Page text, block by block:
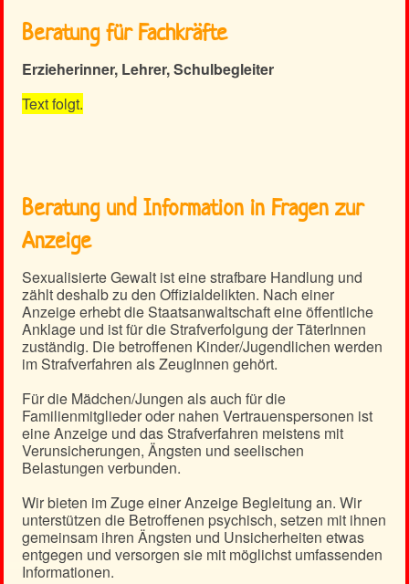
Beratung für Fachkräfte
Erzieherinner, Lehrer, Schulbegleiter
Text folgt.
Beratung und Information in Fragen zur
Anzeige
Sexualisierte Gewalt ist eine strafbare Handlung und
zählt deshalb zu den Offizialdelikten. Nach einer
Anzeige erhebt die Staatsanwaltschaft eine öffentliche
Anklage und ist für die Strafverfolgung der TäterInnen
zuständig. Die betroffenen Kinder/Jugendlichen werden
im Strafverfahren als ZeugInnen gehört.
Für die Mädchen/Jungen als auch für die
Familienmitglieder oder nahen Vertrauenspersonen ist
eine Anzeige und das Strafverfahren meistens mit
Verunsicherungen, Ängsten und seelischen
Belastungen verbunden.
Wir bieten im Zuge einer Anzeige Begleitung an. Wir
unterstützen die Betroffenen psychisch, setzen mit ihnen
gemeinsam ihren Ängsten und Unsicherheiten etwas
entgegen und versorgen sie mit möglichst umfassenden
Informationen.